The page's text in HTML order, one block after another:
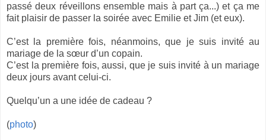
passé deux réveillons ensemble mais à part ça...) et ça me
fait plaisir de passer la soirée avec Emilie et Jim (et eux).
C’est la première fois, néanmoins, que je suis invité au
mariage de la sœur d’un copain.
C’est la première fois, aussi, que je suis invité à un mariage
deux jours avant celui-ci.
Quelqu’un a une idée de cadeau ?
(photo)